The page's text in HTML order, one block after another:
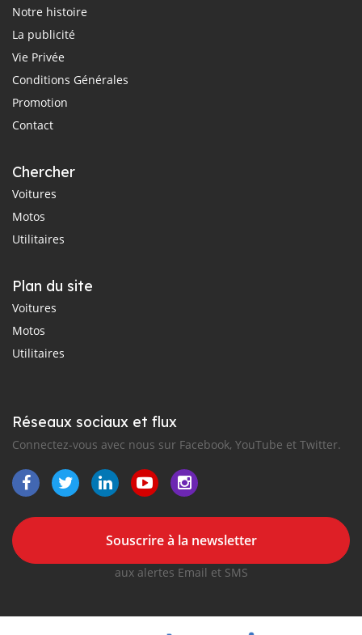
Notre histoire
La publicité
Vie Privée
Conditions Générales
Promotion
Contact
Chercher
Voitures
Motos
Utilitaires
Plan du site
Voitures
Motos
Utilitaires
Réseaux sociaux et flux
Connectez-vous avec nous sur Facebook, YouTube et Twitter.
Souscrire à la newsletter
aux alertes Email et SMS